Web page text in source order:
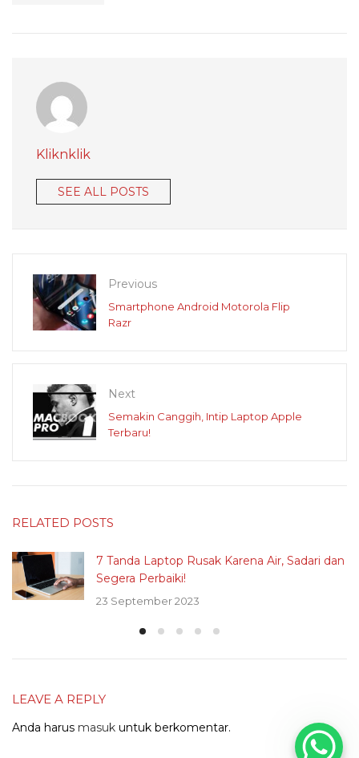
Kliknklik
SEE ALL POSTS
Previous
Smartphone Android Motorola Flip
Razr
Next
Semakin Canggih, Intip Laptop Apple
Terbaru!
RELATED POSTS
7 Tanda Laptop Rusak Karena Air, Sadari dan
Segera Perbaiki!
23 September 2023
LEAVE A REPLY
Anda harus masuk untuk berkomentar.